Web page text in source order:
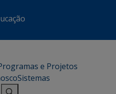
e Projetos
Sistemas